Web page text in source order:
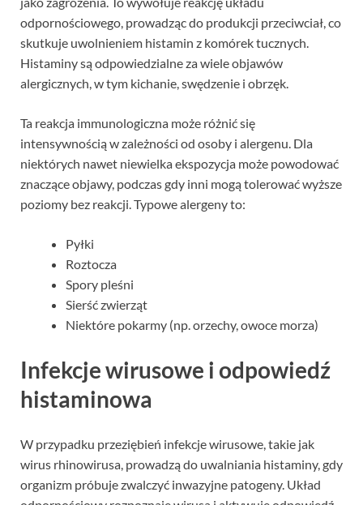
odpornościowego, prowadząc do produkcji przeciwciał, co
skutkuje uwolnieniem histamin z komórek tucznych.
Histaminy są odpowiedzialne za wiele objawów
alergicznych, w tym kichanie, swędzenie i obrzęk.
Ta reakcja immunologiczna może różnić się
intensywnością w zależności od osoby i alergenu. Dla
niektórych nawet niewielka ekspozycja może powodować
znaczące objawy, podczas gdy inni mogą tolerować wyższe
poziomy bez reakcji. Typowe alergeny to:
Pyłki
Roztocza
Spory pleśni
Sierść zwierząt
Niektóre pokarmy (np. orzechy, owoce morza)
Infekcje wirusowe i odpowiedź
histaminowa
W przypadku przeziębień infekcje wirusowe, takie jak
wirus rhinowirusa, prowadzą do uwalniania histaminy, gdy
organizm próbuje zwalczyć inwazyjne patogeny. Układ